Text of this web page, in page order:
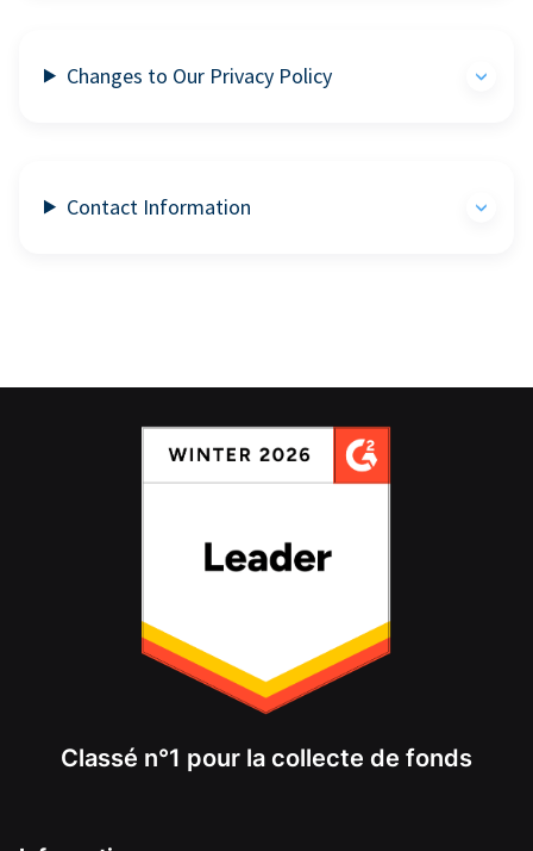
Changes to Our Privacy Policy
Contact Information
Classé n°1 pour la collecte de fonds